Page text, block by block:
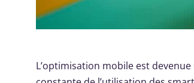
L’optimisation mobile est